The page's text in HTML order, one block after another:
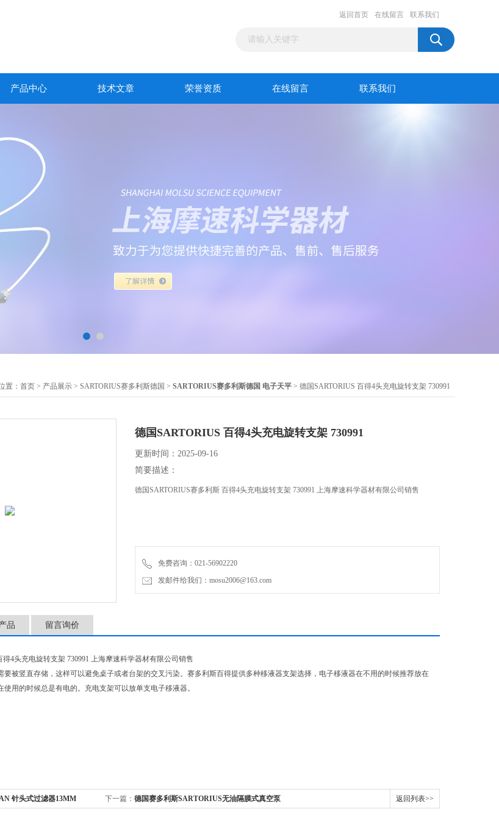
返回首页 在线留言 联系我们
产品中心 技术文章 荣誉资质 在线留言 联系我们
置： 首页 > 产品展示 > SARTORIUS赛多利斯德国 > SARTORIUS赛多利斯德国 电子天平 > 德国SARTORIUS 百得4头充电旋转支架 730991
德国SARTORIUS 百得4头充电旋转支架 730991
更新时间：2025-09-16
简要描述：
德国SARTORIUS赛多利斯 百得4头充电旋转支架 730991 上海摩速科学器材有限公司销售
免费咨询：021-56902220
发邮件给我们：mosu2006@163.com
品 留言询价
4头充电旋转支架 730991 上海摩速科学器材有限公司销售
要被竖直存储，这样可以避免桌子或者台架的交叉污染。赛多利斯百得提供多种移液器支架选择，电子移液器在不用的时候推荐放在
用的时候总是有电的。充电支架可以放单支电子移液器。
针头式过滤器13MM 下一篇： 德国赛多利斯SARTORIUS无油隔膜式真空泵 返回列表>>